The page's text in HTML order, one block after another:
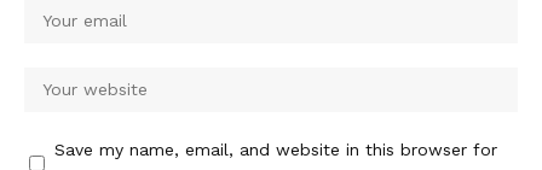
Save my name, email, and website in this browser for